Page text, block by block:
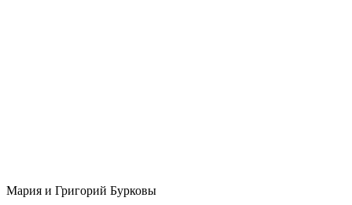
Мария и Григорий Бурковы